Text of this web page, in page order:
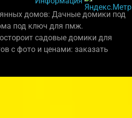
домов: Дачные домики под
под ключ для пмж.
садовые домики для
с фото и ценами: заказать